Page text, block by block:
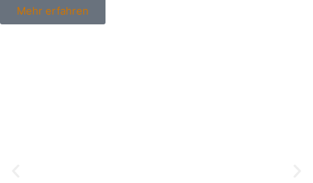
Mehr erfahren